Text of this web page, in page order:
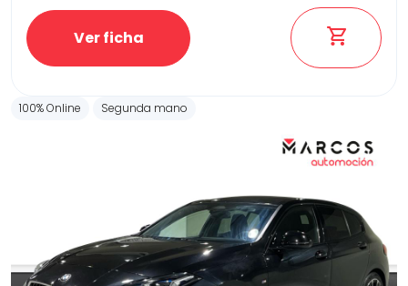
Ver ficha
100% Online Segunda mano